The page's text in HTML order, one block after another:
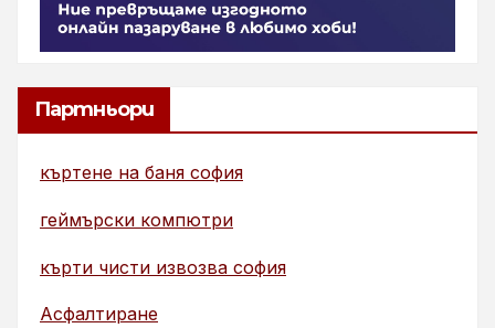
Партньори
къртене на баня софия
геймърски компютри
кърти чисти извозва софия
Асфалтиране